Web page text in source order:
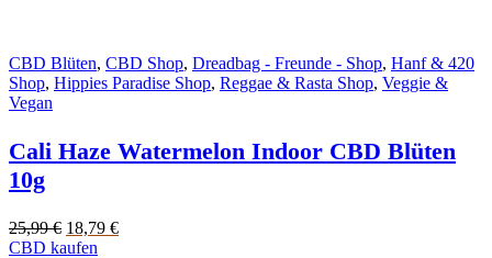
CBD Blüten, CBD Shop, Dreadbag - Freunde - Shop, Hanf & 420
Shop, Hippies Paradise Shop, Reggae & Rasta Shop, Veggie &
Vegan
Cali Haze Watermelon Indoor CBD Blüten
10g
25,99€ Original
price
18,79 €Current
CBD kaufen